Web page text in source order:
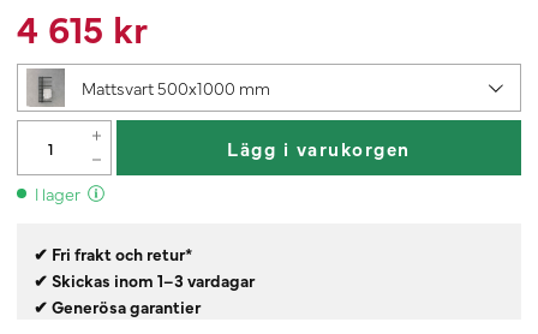
4 615 kr
Mattsvart 500x1000 mm
Lägg i varukorgen
I lager
✔ Fri frakt och retur*
✔ Skickas inom 1–3 vardagar
✔ Generösa garantier